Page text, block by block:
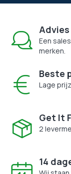
Een
merken.
Beste
Lage
Get It
2
14